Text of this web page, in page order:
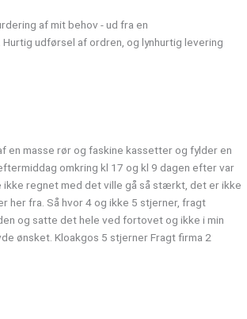
af mit behov - ud fra en
udførsel af ordren, og lynhurtig levering
en masse rør og faskine kassetter og fylder en
omkring kl 17 og kl 9 dagen efter var
ikke regnet med det ville gå så stærkt, det er ikke
her fra. Så hvor 4 og ikke 5 stjerner, fragt
og satte det hele ved fortovet og ikke i min
ønsket. Kloakgos 5 stjerner Fragt firma 2